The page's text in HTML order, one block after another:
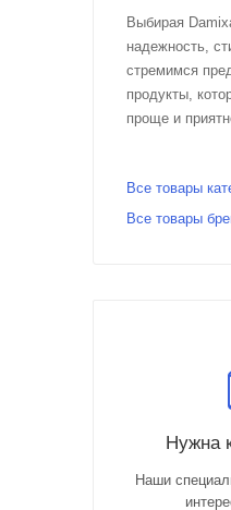
Выбирая
надежность,
стремимся
продукты,
проще и
Все товары
Все товары
Нужна
Наши